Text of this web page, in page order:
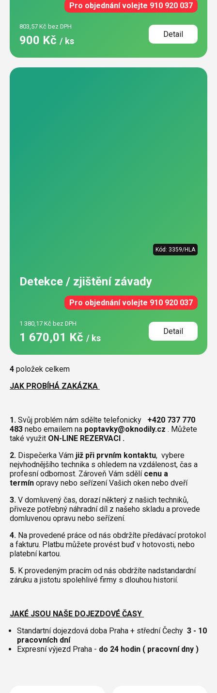
Pro objednání volejte 910 920 037
803,57 Kč bez DPH
900 Kč / ks
Detail
Kód: 3359/HLA
Detekce / zjištění závady
Pro objednání volejte 910 920 037
1 380,17 Kč bez DPH
1 670,01 Kč / ks
Detail
Ovládací
výpisu
4 položek celkem
JAK PROBÍHÁ ZAKÁZKA
1. Svůj problém nám sdělte telefonicky +420 737 770
483 nebo emailem na poptavky@oknodily.cz . Můžete
také využit ON-LINE REZERVACI .
2. Dispečerka Vám již při prvním kontaktu, vybere
nejvhodnějšího technika s ohledem na vzdálenost, čas a
profesní odbornost. Zároveň Vám sdělí cenu a
termín opravy nebo seřízení Vašich oken nebo dveří
3. V domluvený čas, dorazí některý z našich techniků,
přiveze potřebný náhradní díl z našeho skladu a provede
domluvenou opravu nebo seřízení.
4. Na provedené práce od nás obdržíte předávací protokol
a fakturu. Platbu můžete provést buď v hotovosti, nebo
platební kartou.
5. K provedeným pracím od nás obdržíte nadstandardní
záruku a jistotu spolehlivé firmy s dlouhou historií.
JAKÉ JSOU NAŠE DOJEZDOVÉ ČASY
Standartní dojezdová doba Praha + střední Čechy 3 - 10
pracovních dní
Expresní výjezd Praha - do 24 hodin ( pracovní dny )